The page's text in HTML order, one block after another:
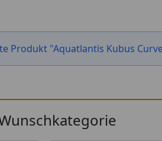
Produkt "Aquatlantis Kubus